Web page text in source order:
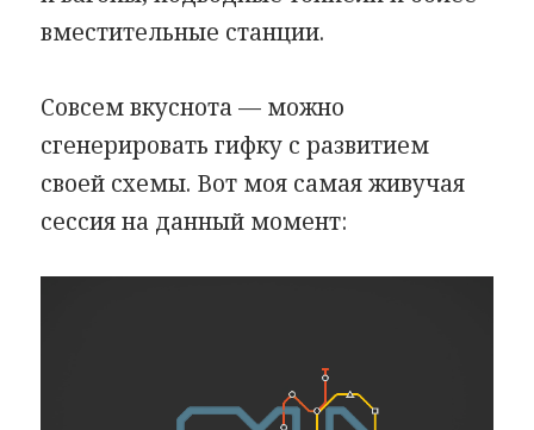
вместительные станции.
Совсем вкуснота — можно
сгенерировать гифку с развитием
своей схемы. Вот моя самая живучая
сессия на данный момент: